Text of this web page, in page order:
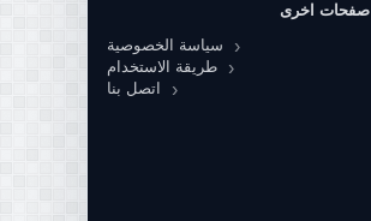
صفحات اخرى
سياسة الخصوصية
طريقة الاستخدام
اتصل بنا